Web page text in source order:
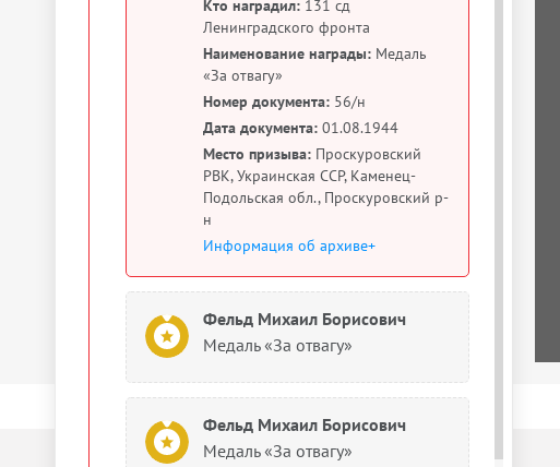
Кто наградил: 131 сд
Ленинградского фронта
Наименование награды: Медаль
«За отвагу»
Номер документа: 56/н
Дата документа: 01.08.1944
Место призыва: Проскуровский
РВК, Украинская ССР, Каменец-
Подольская обл., Проскуровский р-
н
Информация об архиве+
Фельд Михаил Борисович
Медаль «За отвагу»
Фельд Михаил Борисович
Медаль «За отвагу»